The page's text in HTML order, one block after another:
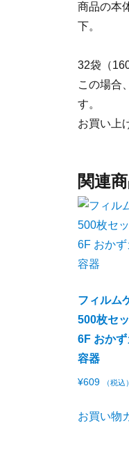
商品の本
下。
32袋（
この場合
す。
お買い上
関連
フィルム
500枚セ
6F おか
容器
¥609 （税込）
お買い物